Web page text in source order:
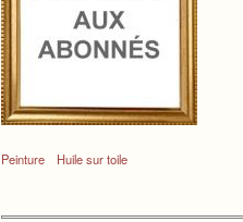
Peinture Huile sur toile